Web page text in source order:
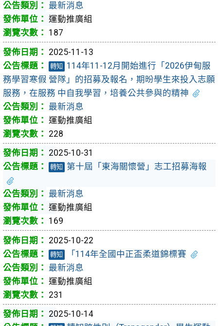
最新消息
運動推廣組
187
2025-11-13
轉知
114年11-12月開始進行「2026伊甸服
務學習寒假 營隊」的招募及報名，期昐學生來投入志願
服務，在服務 中自我學習，培養公共參與的精神
最新消息
運動推廣組
228
2025-10-31
轉知 第十屆「東海關懷營」志工招募海報
最新消息
運動推廣組
169
2025-10-22
轉知
「114年全國中正盃柔道錦標賽
最新消息
運動推廣組
231
2025-10-14